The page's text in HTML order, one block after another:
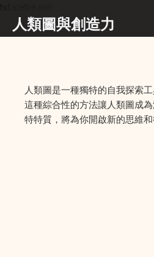
人類圖與創造力
人類圖是一種獨特的自我探索
這種綜合性的方法讓人類圖成
特特質，將為你開啟新的思維